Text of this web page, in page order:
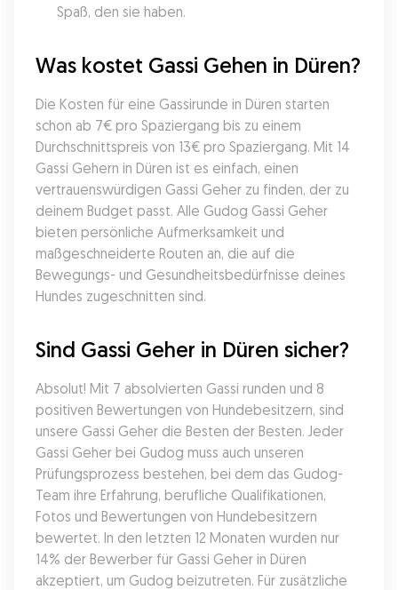
Spaß, den sie haben.
Was kostet Gassi Gehen in Düren?
Die Kosten für eine Gassirunde in Düren starten
schon ab 7€ pro Spaziergang bis zu einem
Durchschnittspreis von 13€ pro Spaziergang. Mit 14
Gassi Gehern in Düren ist es einfach, einen
vertrauenswürdigen Gassi Geher zu finden, der zu
deinem Budget passt. Alle Gudog Gassi Geher
bieten persönliche Aufmerksamkeit und
maßgeschneiderte Routen an, die auf die
Bewegungs- und Gesundheitsbedürfnisse deines
Hundes zugeschnitten sind.
Sind Gassi Geher in Düren sicher?
Absolut! Mit 7 absolvierten Gassi runden und 8
positiven Bewertungen von Hundebesitzern, sind
unsere Gassi Geher die Besten der Besten. Jeder
Gassi Geher bei Gudog muss auch unseren
Prüfungsprozess bestehen, bei dem das Gudog-
Team ihre Erfahrung, berufliche Qualifikationen,
Fotos und Bewertungen von Hundebesitzern
bewertet. In den letzten 12 Monaten wurden nur
14% der Bewerber für Gassi Geher in Düren
akzeptiert, um Gudog beizutreten. Für zusätzliche